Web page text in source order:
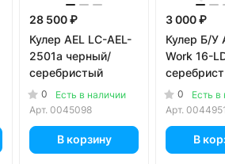
28 500 ₽
Кулер AEL LC-AEL-
2501a черный/
серебристый
0
Есть в наличии
Арт. 0045098
В корзину
3 000 ₽
Кулер Б/У
Work 16-
красный
0
Есть в
Арт.
В